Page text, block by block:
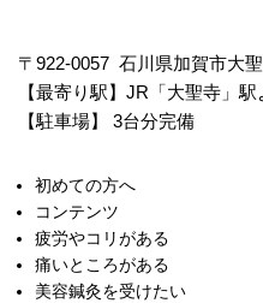
〒922-0057 石川県加賀市大
【最寄り駅】JR「大聖寺」
【駐車場】 3台分完備
初めての方へ
コンテンツ
疲労やコリがある
痛いところがある
美容鍼灸を受けたい